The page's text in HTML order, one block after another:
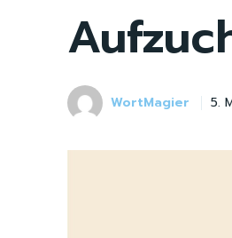
WortMagier 5.